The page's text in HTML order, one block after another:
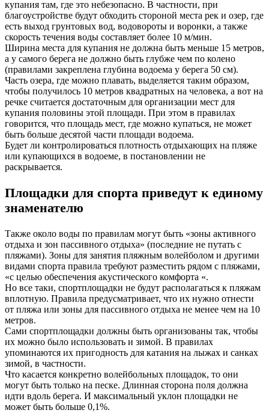
купания там, где это небезопасно. В частности, при
благоустройстве будут обходить стороной места рек и озер, где
есть выход грунтовых вод, водовороты и воронки, а также
скорость течения воды составляет более 10 м/мин.
Ширина места для купания не должна быть меньше 15 метров,
а у самого берега не должно быть глубже чем по колено
(правилами закреплена глубина водоема у берега 50 см).
Часть озера, где можно плавать, выделяется таким образом,
чтобы получилось 10 метров квадратных на человека, а вот на
речке считается достаточным для организации мест для
купания половины этой площади. При этом в правилах
говорится, что площадь мест, где можно купаться, не может
быть больше десятой части площади водоема.
Будет ли контролироваться плотность отдыхающих на пляже
или купающихся в водоеме, в постановлении не
раскрывается.
Площадки для спорта приведут к единому
знаменателю
Также около воды по правилам могут быть «зоны активного
отдыха и зон пассивного отдыха» (последние не путать с
пляжами). Зоны для занятия пляжным волейболом и другими
видами спорта правила требуют разместить рядом с пляжами,
«с целью обеспечения акустического комфорта «.
Но все таки, спортплощадки не будут располагаться к пляжам
вплотную. Правила предусматривает, что их нужно отнести
от пляжа или зоны для пассивного отдыха не менее чем на 10
метров.
Сами спортплощадки должны быть организованы так, чтобы
их можно было использовать и зимой. В правилах
упоминаются их пригодность для катания на лыжах и санках
зимой, в частности.
Что касается конкретно волейбольных площадок, то они
могут быть только на песке. Длинная сторона поля должна
идти вдоль берега. И максимальный уклон площадки не
может быть больше 0,1%.